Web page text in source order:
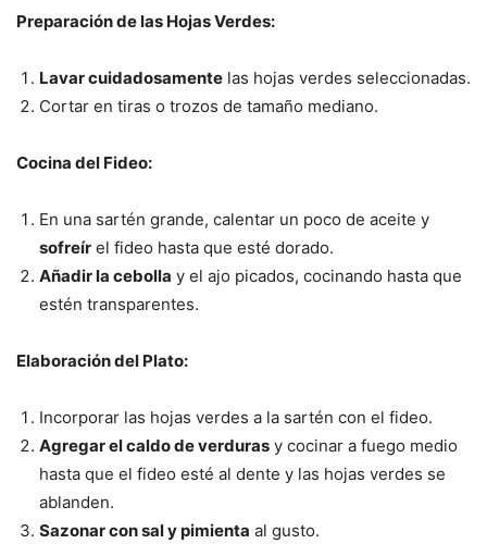
Preparación de las Hojas Verdes:
Lavar cuidadosamente las hojas verdes seleccionadas.
Cortar en tiras o trozos de tamaño mediano.
Cocina del Fideo:
En una sartén grande, calentar un poco de aceite y
sofreír el fideo hasta que esté dorado.
Añadir la cebolla y el ajo picados, cocinando hasta que
estén transparentes.
Elaboración del Plato:
Incorporar las hojas verdes a la sartén con el fideo.
Agregar el caldo de verduras y cocinar a fuego medio
hasta que el fideo esté al dente y las hojas verdes se
ablanden.
Sazonar con sal y pimienta al gusto.